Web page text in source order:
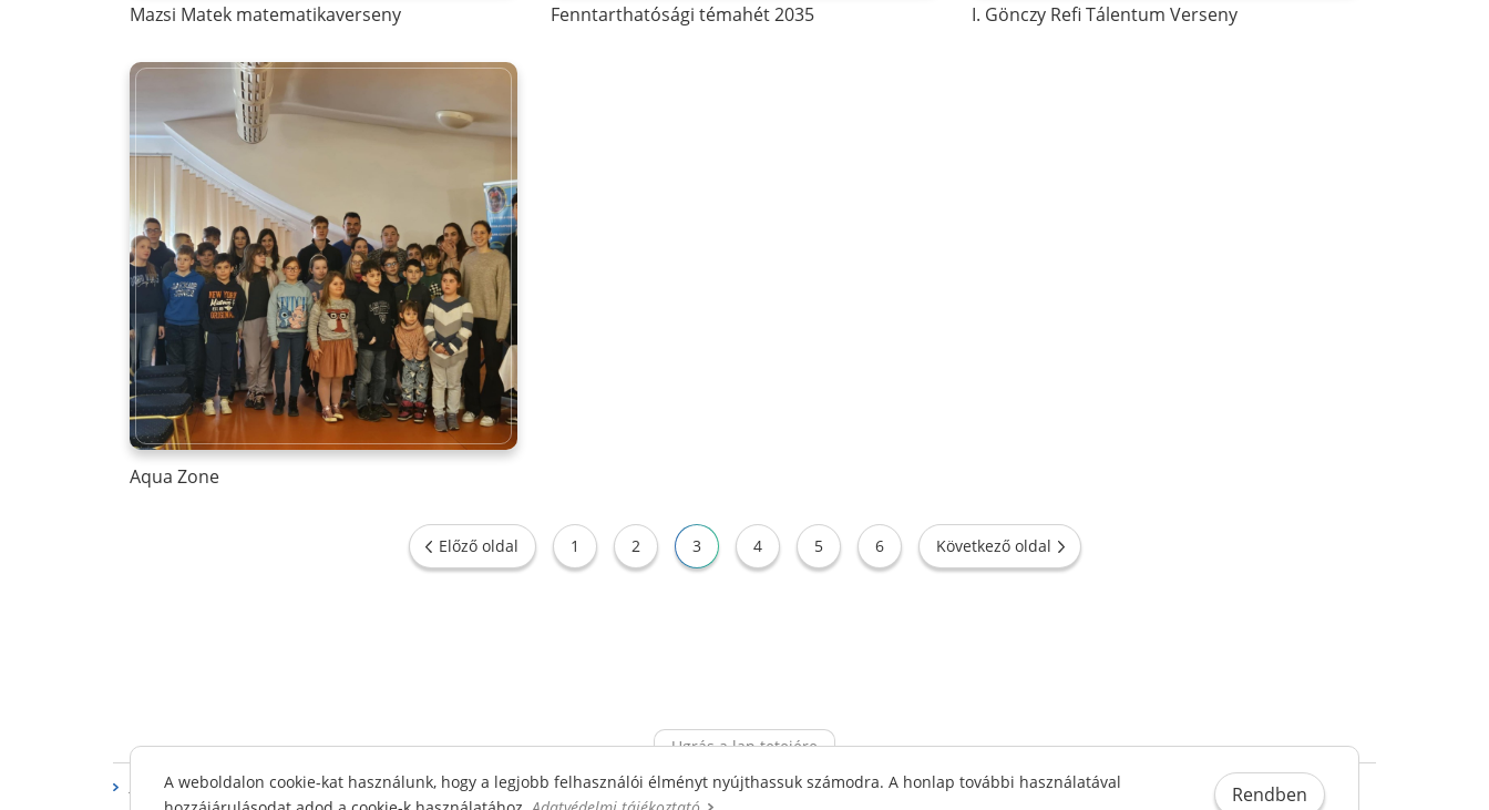
Mazsi Matek matematikaverseny Fenntarthatósági témahét 2035 I. Gönczy Refi Tálentum Verseny
Aqua Zone
Előző oldal 1 2 3 4 5 6 Következő oldal
Ugrás a lap tetejére
Alapdokumentumok
Ökoiskola Adatvédelem Visszaélés bejelentési rendszer
A weboldalon cookie-kat használunk, hogy a legjobb felhasználói élményt nyújthassuk számodra. A honlap további használatával
Rendben